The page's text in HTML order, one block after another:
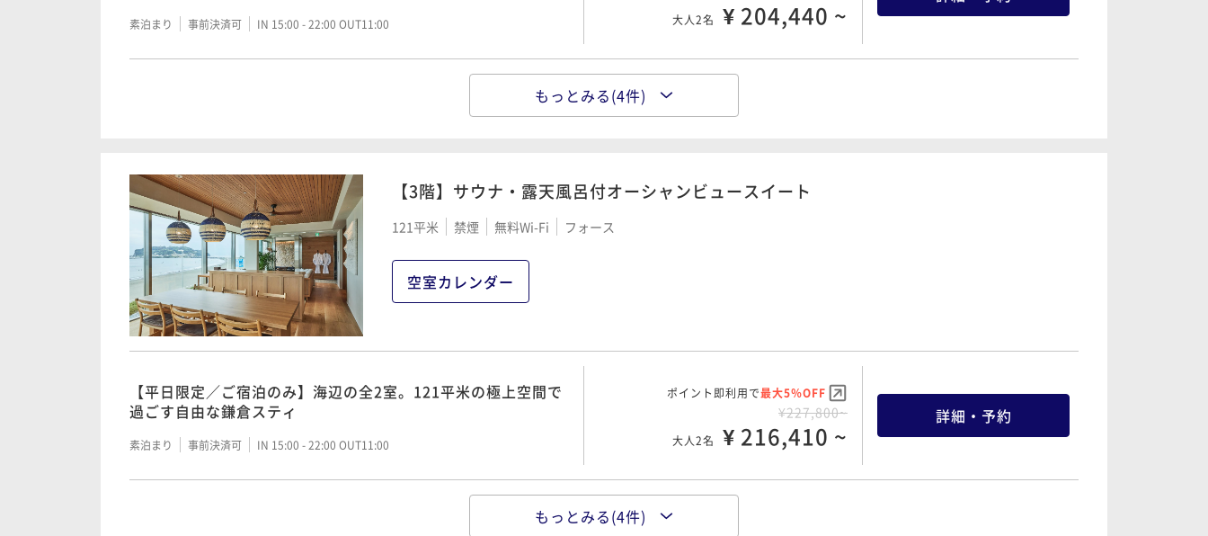
素泊まり 事前決済可 IN 15:00 - 22:00 OUT11:00 大人2名 ¥ 204,440 ~
【朝食付】海辺の全2室。121平米の極上空間で迎える鎌倉の穏
ポイント即利用で
【夕食付】海辺で味わう極上フレンチ。朝の余白と120平米の極
上空間を愉しむ大人の休日
夕食付き 事前決済可 IN 15:00 - 18:00 OUT11:00
【夕朝食付】海辺のグランメゾンで極上フレンチと朝の美食。
二食付き 事前決済可 IN 15:00 - 18:00 OUT11:00 ¥ 264,100 ~
【記念日／夕朝食付】特製ケーキ＆乾杯シャンパン。121平米の
¥ 264,100 ~
もっとみる(4件)
【3階】サウナ・露天風呂付オーシャンビュースイート
121平米 禁煙 無料Wi-Fi フォース
空室カレンダー
【平日限定／ご宿泊のみ】海辺の全2室。121平米の極上空間で
過ごす自由な鎌倉スティ
素泊まり 事前決済可 IN 15:00 - 22:00 OUT11:00
ポイント即利用で最大5％OFF
¥227,800~
大人2名 ¥ 216,410 ~
詳細・予約
【朝食付】海辺の全2室。121平米の極上空間で迎える鎌倉の穏
ポイント即利用で
もっとみる(4件)